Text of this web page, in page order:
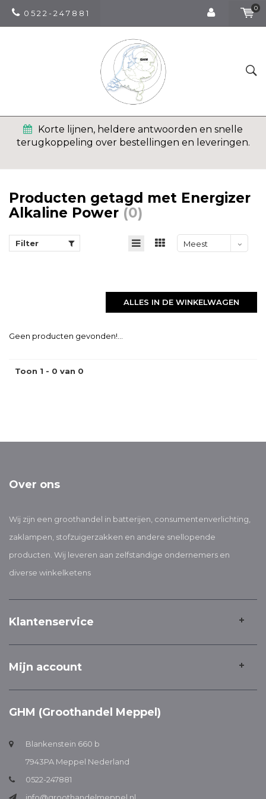
0 5 2 2 - 2 4 7 8 8 1
0
Korte lijnen, heldere antwoorden en snelle
terugkoppeling over bestellingen en leveringen.
Producten getagd met Energizer
Alkaline Power (0)
Filter
Meest
ALLES IN DE WINKELWAGEN
Geen producten gevonden!...
Toon 1 - 0 van 0
Over ons
Wij zijn een groothandel in batterijen, consumentenverlichting,
zaklampen, stofzuigerzakken en andere snellopende
producten. Wij leveren aan zelfstandige ondernemers en
diverse winkelketens
Klantenservice
Mijn account
GHM (Groothandel Meppel)
Blankenstein 660 b
7943PA Meppel Nederland
0522-247881